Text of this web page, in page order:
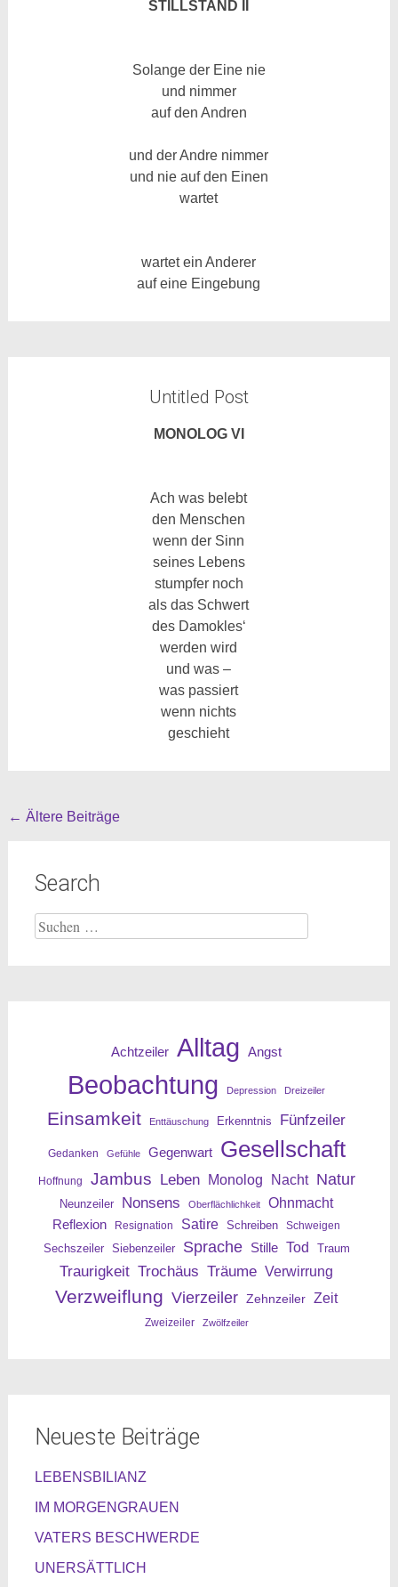
STILLSTAND II
Solange der Eine nie
und nimmer
auf den Andren
und der Andre nimmer
und nie auf den Einen
wartet
wartetein Anderer
auf eine Eingebung
Untitled Post
MONOLOG VI
Ach was belebt
den Menschen
wenn der Sinn
seines Lebens
stumpfer noch
als das Schwert
des Damokles‘
werden wird
und was –
was passiert
wenn nichts
geschieht
Beitragsnavigation
← Ältere Beiträge
Search
Suche
nach:
Achtzeiler Alltag Angst
Beobachtung Depression Dreizeiler
Einsamkeit Enttäuschung Erkenntnis Fünfzeiler
Gedanken Gefühle Gegenwart Gesellschaft
Hoffnung Jambus Leben Monolog Nacht Natur
Neunzeiler Nonsens Oberflächlichkeit
Ohnmacht
Reflexion
Resignation Satire Schreiben Schweigen
Sechszeiler Siebenzeiler Sprache Stille Tod Traum
Traurigkeit Trochäus Träume Verwirrung
Verzweiflung Vierzeiler Zehnzeiler Zeit
Zweizeiler Zwölfzeiler
Neueste Beiträge
LEBENSBILIANZ
IM MORGENGRAUEN
VATERS BESCHWERDE
UNERSÄTTLICH